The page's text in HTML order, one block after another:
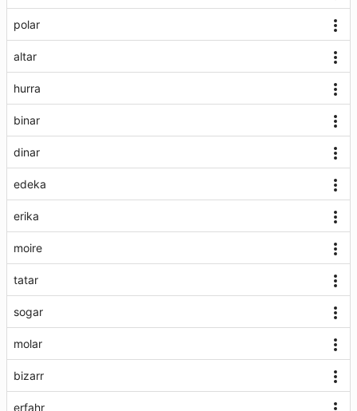
polar
altar
hurra
binar
dinar
edeka
erika
moire
tatar
sogar
molar
bizarr
erfahr